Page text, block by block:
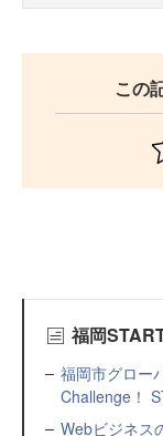
この
福岡
福岡市グロー
Challenge！
Webビジネス